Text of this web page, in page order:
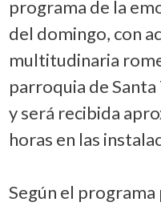
programa de la
del domingo, con
multitudinaria
parroquia de Santa
y será recibida
horas en las
Según el